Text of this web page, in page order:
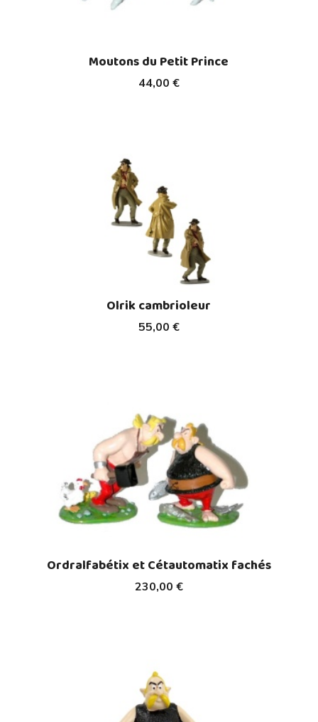
44,00 €
Moutons du Petit Prince
55,00 €
Olrik cambrioleur
230,00 €
Ordralfabétix et Cétautomatix fachés